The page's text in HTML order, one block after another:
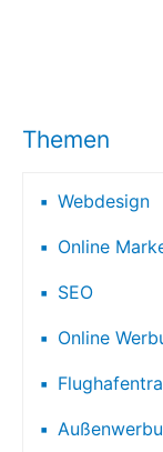
Themen
Webdesign
Online
SEO
Online